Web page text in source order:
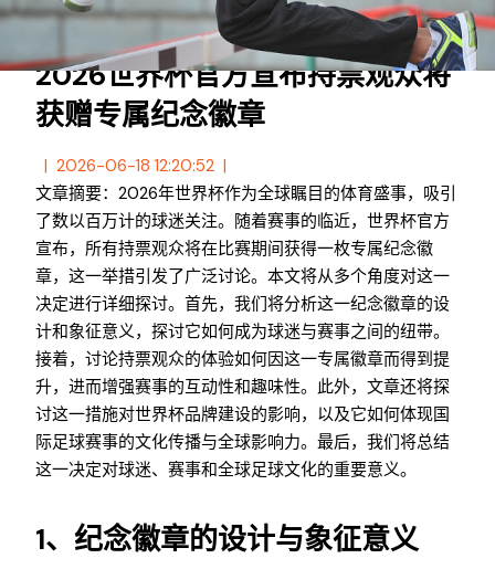
2026世界杯官方宣布持票观众将
获赠专属纪念徽章
2026-06-18 12:20:52
文章摘要：2026年世界杯作为全球瞩目的体育盛事，吸引
了数以百万计的球迷关注。随着赛事的临近，世界杯官方
宣布，所有持票观众将在比赛期间获得一枚专属纪念徽
章，这一举措引发了广泛讨论。本文将从多个角度对这一
决定进行详细探讨。首先，我们将分析这一纪念徽章的设
计和象征意义，探讨它如何成为球迷与赛事之间的纽带。
接着，讨论持票观众的体验如何因这一专属徽章而得到提
升，进而增强赛事的互动性和趣味性。此外，文章还将探
讨这一措施对世界杯品牌建设的影响，以及它如何体现国
际足球赛事的文化传播与全球影响力。最后，我们将总结
这一决定对球迷、赛事和全球足球文化的重要意义。
1、纪念徽章的设计与象征意义